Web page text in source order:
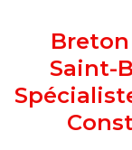
Breton
Saint-